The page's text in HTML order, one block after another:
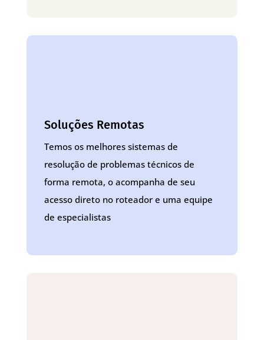
Soluções Remotas
Temos os melhores sistemas de
resolução de problemas técnicos de
forma remota, o acompanha de seu
acesso direto no roteador e uma equipe
de especialistas